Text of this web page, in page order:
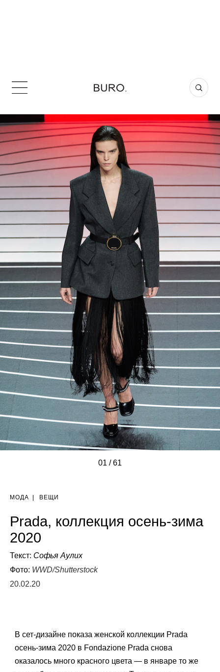
01 / 61
/////////
///////////////////////////////////////////////////
МОДА ВЕЩИ
Prada, коллекция осень-зима
2020
Текст: Софья Аулих
Фото: WWD/Shutterstock
20.02.20
В сет-дизайне показа женской коллекции Prada
осень-зима 2020 в Fondazione Prada снова
оказалось много красного цвета — в январе то же